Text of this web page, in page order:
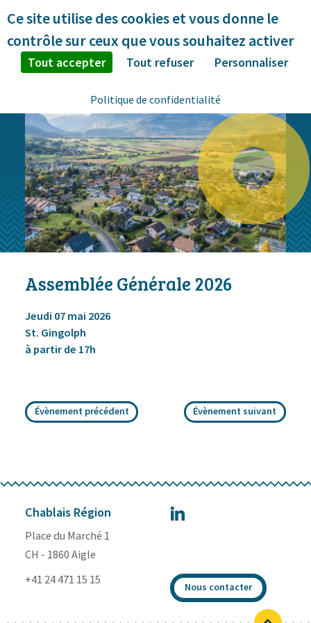
Assemblée Générale 2026
Jeudi 07 mai 2026
St. Gingolph
à partir de 17h
Évènement précédent Évènement suivant
Chablais Région
Place du Marché 1
CH - 1860 Aigle
+41 24 471 15 15
Nous contacter
Ce site utilise des cookies et vous donne le
contrôle sur ceux que vous souhaitez activer
Tout accepter Tout refuser Personnaliser
Politique de confidentialité